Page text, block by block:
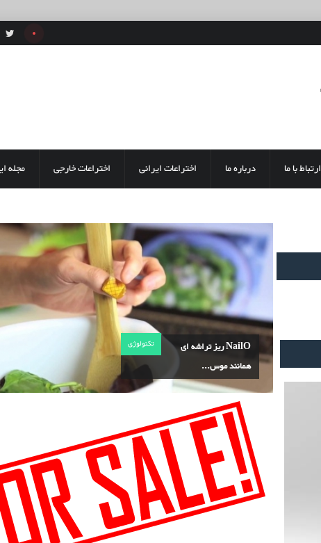
ارتباط با ما درباره ما اختراعات ایرانی اختراعات خارجی مجله
تکنولوژی
NailO ریز تراشه ای
همانند موس...